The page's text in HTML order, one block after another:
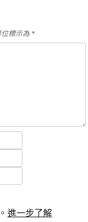
標示為 *
進一步了解